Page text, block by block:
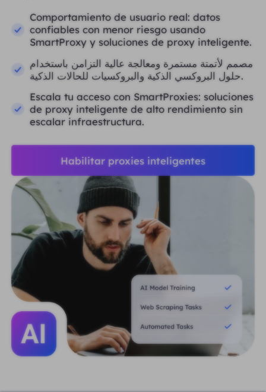
Comportamiento de usuario real: datos
confiables con menor riesgo usando
SmartProxy y soluciones de proxy inteligente.
مصمم لأتمتة مستمرة ومعالجة عالية التزامن باستخدام
حلول البروكسي الذكية والبروكسيات للحالات الذكية.
Escala tu acceso con SmartProxies: soluciones
de proxy inteligente de alto rendimiento sin
escalar infraestructura.
Habilitar proxies inteligentes